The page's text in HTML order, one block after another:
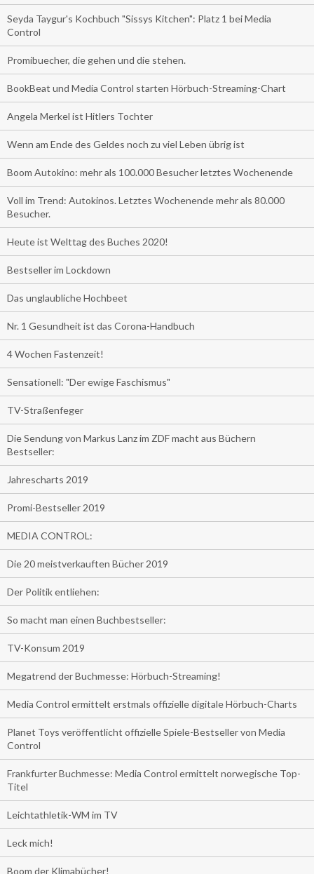
Seyda Taygur's Kochbuch "Sissys Kitchen": Platz 1 bei Media
Control
Promibuecher, die gehen und die stehen.
BookBeat und Media Control starten Hörbuch-Streaming-Chart
Angela Merkel ist Hitlers Tochter
Wenn am Ende des Geldes noch zu viel Leben übrig ist
Boom Autokino: mehr als 100.000 Besucher letztes Wochenende
Voll im Trend: Autokinos. Letztes Wochenende mehr als 80.000
Besucher.
Heute ist Welttag des Buches 2020!
Bestseller im Lockdown
Das unglaubliche Hochbeet
Nr. 1 Gesundheit ist das Corona-Handbuch
4 Wochen Fastenzeit!
Sensationell: "Der ewige Faschismus"
TV-Straßenfeger
Die Sendung von Markus Lanz im ZDF macht aus Büchern
Bestseller:
Jahrescharts 2019
Promi-Bestseller 2019
MEDIA CONTROL:
Die 20 meistverkauften Bücher 2019
Der Politik entliehen:
So macht man einen Buchbestseller:
TV-Konsum 2019
Megatrend der Buchmesse: Hörbuch-Streaming!
Media Control ermittelt erstmals offizielle digitale Hörbuch-Charts
Planet Toys veröffentlicht offizielle Spiele-Bestseller von Media
Control
Frankfurter Buchmesse: Media Control ermittelt norwegische Top-
Titel
Leichtathletik-WM im TV
Leck mich!
Boom der Klimabücher!